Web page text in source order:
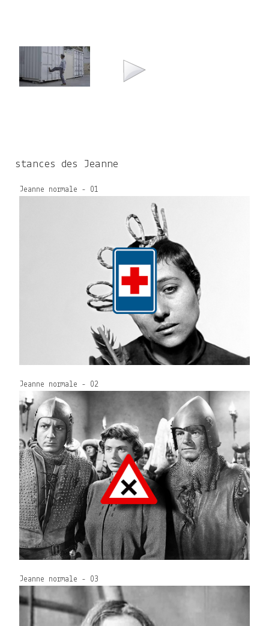
stances des Jeanne
Jeanne normale - 01
Jeanne normale - 02
Jeanne normale - 03